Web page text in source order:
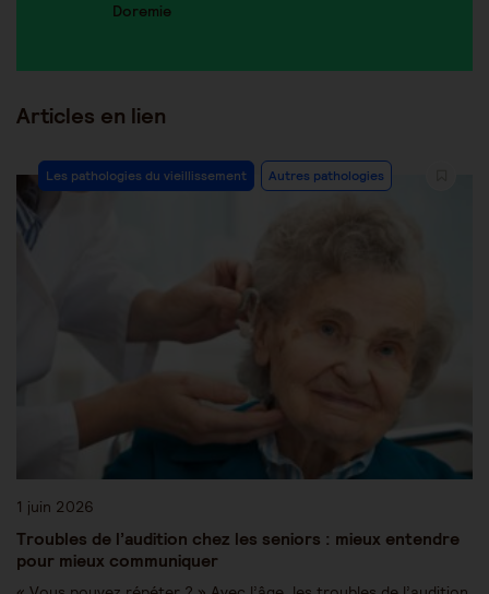
Doremie
Articles en lien
Les pathologies du vieillissement Autres pathologies
1 juin 2026
Troubles de l’audition chez les seniors : mieux entendre
pour mieux communiquer